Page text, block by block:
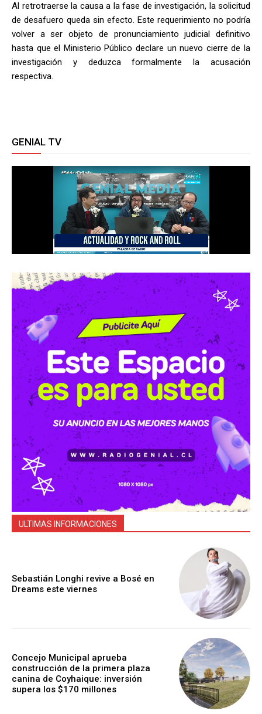
Al retrotraerse la causa a la fase de investigación, la solicitud
de desafuero queda sin efecto. Este requerimiento no podría
volver a ser objeto de pronunciamiento judicial definitivo
hasta que el Ministerio Público declare un nuevo cierre de la
investigación y deduzca formalmente la acusación
respectiva.
GENIAL TV
ULTIMAS INFORMACIONES
Sebastián Longhi revive a Bosé en
Dreams este viernes
Concejo Municipal aprueba
construcción de la primera plaza
canina de Coyhaique: inversión
supera los $170 millones